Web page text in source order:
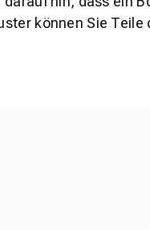
können Sie